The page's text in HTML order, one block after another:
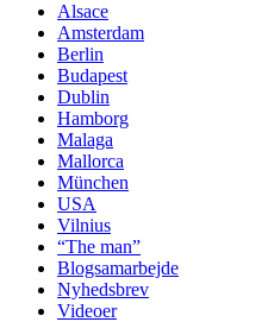
Alsace
Amsterdam
Berlin
Budapest
Dublin
Hamborg
Malaga
Mallorca
München
USA
Vilnius
“The man”
Blogsamarbejde
Nyhedsbrev
Videoer